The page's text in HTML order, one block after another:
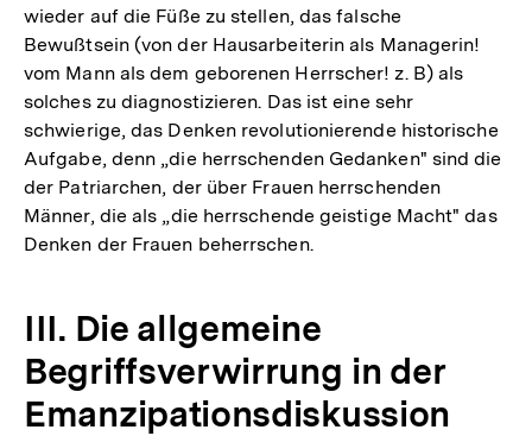
wieder auf die Füße zu stellen, das falsche
Bewußtsein (von der Hausarbeiterin als Managerin!
vom Mann als dem geborenen Herrscher! z. B) als
solches zu diagnostizieren. Das ist eine sehr
schwierige, das Denken revolutionierende historische
Aufgabe, denn „die herrschenden Gedanken" sind die
der Patriarchen, der über Frauen herrschenden
Männer, die als „die herrschende geistige Macht" das
Denken der Frauen beherrschen.
III. Die allgemeine
Begriffsverwirrung in der
Emanzipationsdiskussion